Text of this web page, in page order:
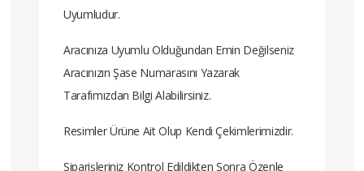
Uyumludur.
Aracınıza Uyumlu Olduğundan Emin Değilseniz
Aracınızın Şase Numarasını Yazarak
Tarafımızdan Bilgi Alabilirsiniz.
Resimler Ürüne Ait Olup Kendi Çekimlerimizdir.
Siparişleriniz Kontrol Edildikten Sonra Özenle